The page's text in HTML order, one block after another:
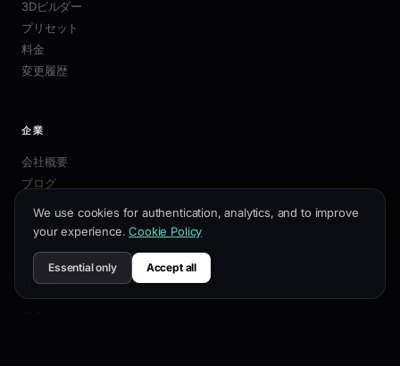
3Dビルダー
プリセット
料金
変更履歴
企業
会社概要
ブログ
お問い合わせ
リソース
ドキュメント
We use cookies for authentication, analytics, and to improve
your experience. Cookie Policy
Essential only Accept all